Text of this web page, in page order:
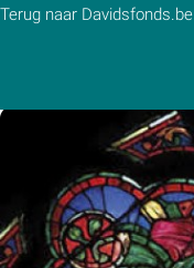
Terug naar Davidsfonds.be
Zoeken